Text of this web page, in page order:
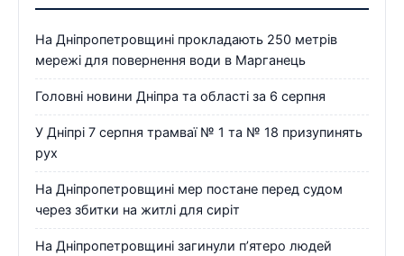
На Дніпропетровщині прокладають 250 метрів
мережі для повернення води в Марганець
Головні новини Дніпра та області за 6 серпня
У Дніпрі 7 серпня трамваї № 1 та № 18 призупинять
рух
На Дніпропетровщині мер постане перед судом
через збитки на житлі для сиріт
На Дніпропетровщині загинули п’ятеро людей